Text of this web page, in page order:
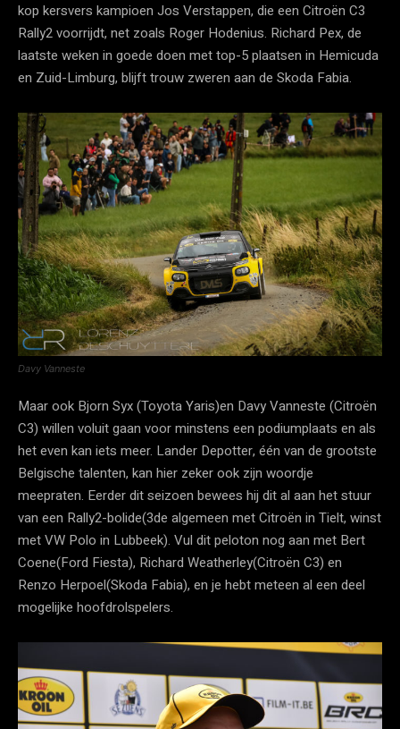
kop kersvers kampioen Jos Verstappen, die een Citroën C3
Rally2 voorrijdt, net zoals Roger Hodenius. Richard Pex, de
laatste weken in goede doen met top-5 plaatsen in Hemicuda
en Zuid-Limburg, blijft trouw zweren aan de Skoda Fabia.
Davy Vanneste
Maar ook Bjorn Syx (Toyota Yaris)en Davy Vanneste (Citroën
C3) willen voluit gaan voor minstens een podiumplaats en als
het even kan iets meer. Lander Depotter, één van de grootste
Belgische talenten, kan hier zeker ook zijn woordje
meepraten. Eerder dit seizoen bewees hij dit al aan het stuur
van een Rally2-bolide(3de algemeen met Citroën in Tielt, winst
met VW Polo in Lubbeek). Vul dit peloton nog aan met Bert
Coene(Ford Fiesta), Richard Weatherley(Citroën C3) en
Renzo Herpoel(Skoda Fabia), en je hebt meteen al een deel
mogelijke hoofdrolspelers.